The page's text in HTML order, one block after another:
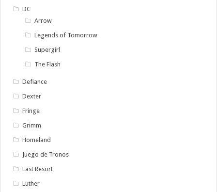
DC
Arrow
Legends of Tomorrow
Supergirl
The Flash
Defiance
Dexter
Fringe
Grimm
Homeland
Juego de Tronos
Last Resort
Luther